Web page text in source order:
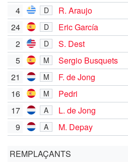
4 D
R. Araujo
24
D Eric García
2 D S. Dest
5 M Sergio Busquets
21 M
F. de Jong
16
M Pedri
17 A L. de Jong
9 A M. Depay
REMPLAÇANTS